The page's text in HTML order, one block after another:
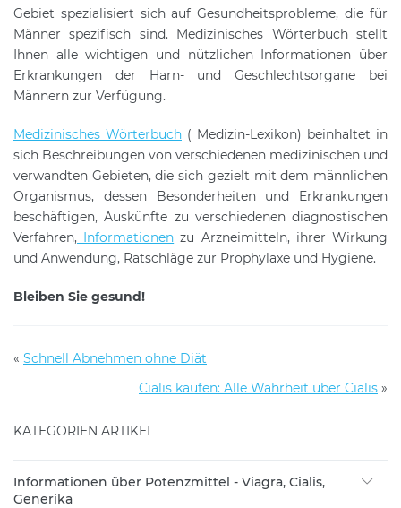
Gebiet spezialisiert sich auf Gesundheitsprobleme, die für
Männer spezifisch sind. Medizinisches Wörterbuch stellt
Ihnen alle wichtigen und nützlichen Informationen über
Erkrankungen der Harn- und Geschlechtsorgane bei
Männern zur Verfügung.
Medizinisches Wörterbuch ( Medizin-Lexikon) beinhaltet in
sich Beschreibungen von verschiedenen medizinischen und
verwandten Gebieten, die sich gezielt mit dem männlichen
Organismus, dessen Besonderheiten und Erkrankungen
beschäftigen, Auskünfte zu verschiedenen diagnostischen
Verfahren, Informationen zu Arzneimitteln, ihrer Wirkung
und Anwendung, Ratschläge zur Prophylaxe und Hygiene.
Bleiben Sie gesund!
« Schnell Abnehmen ohne Diät
Cialis kaufen: Alle Wahrheit über Cialis »
KATEGORIEN ARTIKEL
Informationen über Potenzmittel - Viagra, Cialis,
Generika